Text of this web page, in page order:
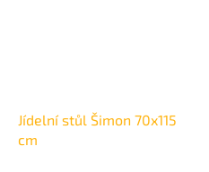
Jídelní stůl Šimon 70x115
cm